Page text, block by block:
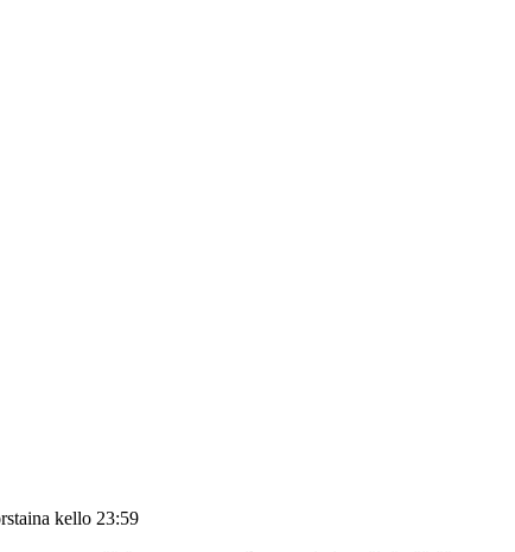
kello 23:59